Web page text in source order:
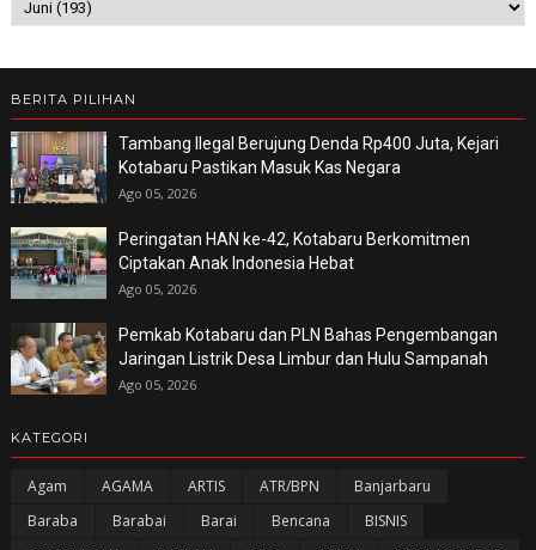
BERITA PILIHAN
Tambang Ilegal Berujung Denda Rp400 Juta, Kejari
Kotabaru Pastikan Masuk Kas Negara
Ago 05, 2026
Peringatan HAN ke-42, Kotabaru Berkomitmen
Ciptakan Anak Indonesia Hebat
Ago 05, 2026
Pemkab Kotabaru dan PLN Bahas Pengembangan
Jaringan Listrik Desa Limbur dan Hulu Sampanah
Ago 05, 2026
KATEGORI
Agam AGAMA ARTIS ATR/BPN
Banjarbaru
Baraba
Barabai Barai Bencana
BISNIS